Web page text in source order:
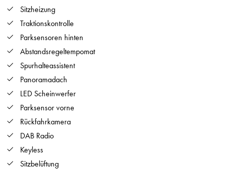
Sitzheizung
Traktionskontrolle
Parksensoren hinten
Abstandsregeltempomat
Spurhalteassistent
Panoramadach
LED Scheinwerfer
Parksensor vorne
Rückfahrkamera
DAB Radio
Keyless
Sitzbelüftung